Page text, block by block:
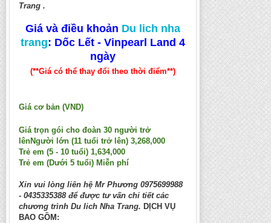
Trang .
Giá và điều khoản Du lich nha
trang: Dốc Lết - Vinpearl Land 4
ngày
(**Giá có thể thay đổi theo thời điểm**)
Giá cơ bản (VND)
Giá trọn gói cho đoàn 30 người trở
lênNgười lớn (11 tuổi trở lên) 3,268,000
Trẻ em (5 - 10 tuổi) 1,634,000
Trẻ em (Dưới 5 tuổi) Miễn phí
Xin vui lòng liên hệ Mr Phương 0975699988
- 0435335388 để được tư vấn chi tiết các
chương trình Du lich Nha Trang. DỊCH VỤ
BAO GỒM: